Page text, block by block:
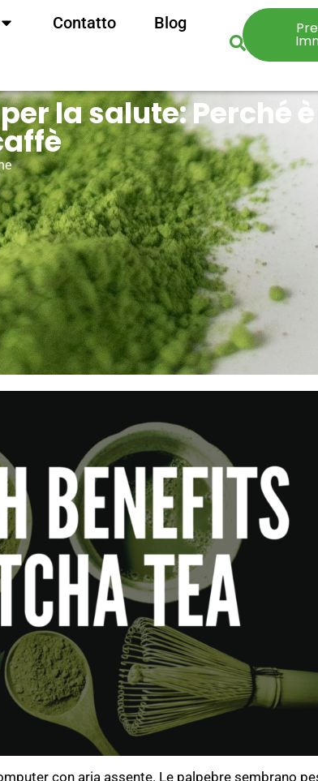
Contatto Blog
la salute: Perché è
con aria assente. Le palpebre sembrano